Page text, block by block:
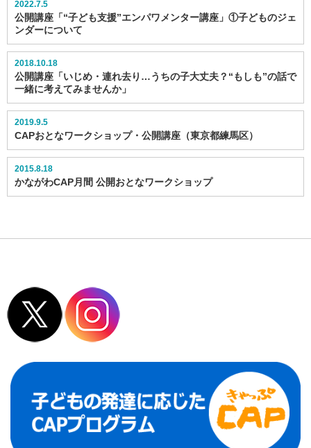
2022.7.5
公開講座「“子ども支援”エンパワメンター講座」①子どものジェ
ンダーについて
2018.10.18
公開講座「いじめ・連れ去り…うちの子大丈夫？“もしも”の話で
一緒に考えてみませんか」
2019.9.5
CAPおとなワークショップ・公開講座（東京都練馬区）
2015.8.18
かながわCAP月間 公開おとなワークショップ